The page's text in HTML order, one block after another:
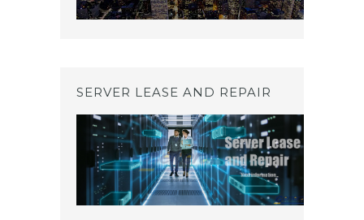
SERVER LEASE AND REPAIR